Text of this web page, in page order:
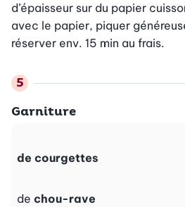
d’épaisseur sur du papier
avec le papier, piquer
réserver env. 15 min au frais.
Garniture
de courgettes
de chou-rave